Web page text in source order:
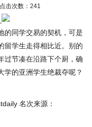
击次数：241
的同学交易的契机，可是
留学生走得相比近。别的
过节凑在沿路下个厨，确
学的亚洲学生绝裁夺呢？
名次来源：